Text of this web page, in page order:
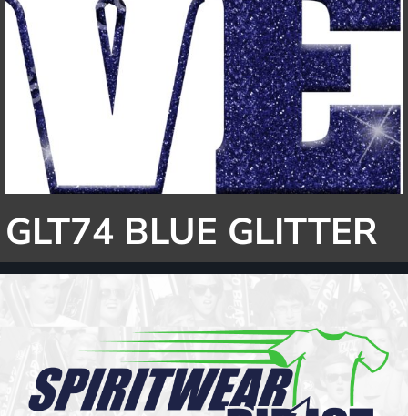
GLT74 BLUE GLITTER